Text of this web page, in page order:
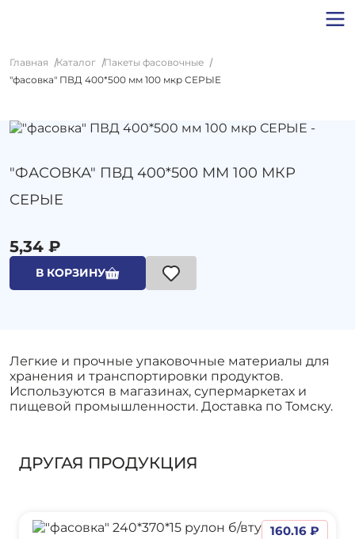
Главная Каталог
Пакеты фасовочные
"фасовка" ПВД 400*500 мм 100 мкр СЕРЫЕ
"ФАСОВКА" ПВД 400*500 ММ 100 МКР
СЕРЫЕ
5,34 ₽
В КОРЗИНУ
Легкие и прочные упаковочные материалы для
хранения и транспортировки продуктов.
Используются в магазинах, супермаркетах и
пищевой промышленности. Доставка по Томску.
ДРУГАЯ ПРОДУКЦИЯ
160.16 ₽